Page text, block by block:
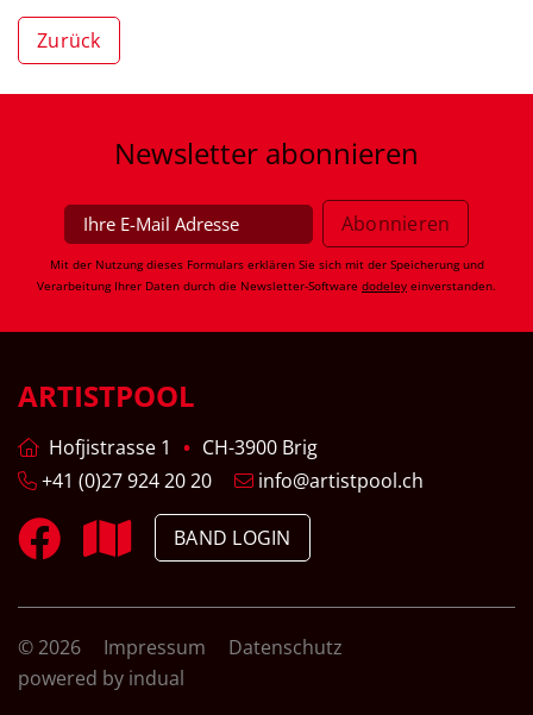
Zurück
Newsletter abonnieren
Mit der Nutzung dieses Formulars erklären Sie sich mit der Speicherung und
Verarbeitung Ihrer Daten durch die Newsletter-Software dodeley einverstanden.
ARTISTPOOL
Hofjistrasse 1
CH-3900 Brig
+41 (0)27 924 20 20
info@artistpool.ch
BAND LOGIN
© 2026 Impressum
Datenschutz
powered by indual